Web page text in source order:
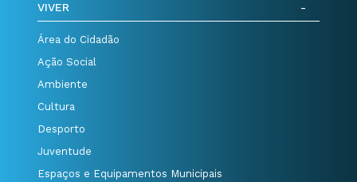
VIVER
Área do Cidadão
Ação Social
Ambiente
Cultura
Desporto
Juventude
Espaços e Equipamentos Municipais